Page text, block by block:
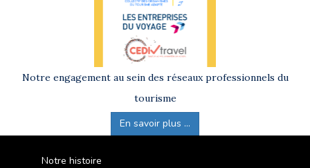
Notre engagement au sein des réseaux professionnels du
tourisme
En savoir plus ...
Notre histoire